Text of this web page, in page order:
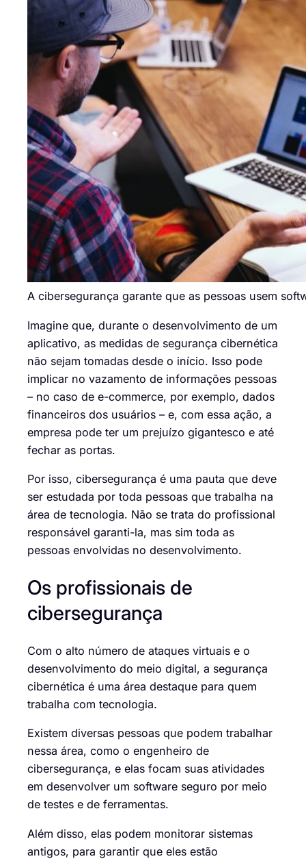
A cibersegurança garante que as pessoas usem
Imagine que, durante o desenvolvimento de um
aplicativo, as medidas de segurança cibernética
não sejam tomadas desde o início. Isso pode
implicar no vazamento de informações pessoas
– no caso de e-commerce, por exemplo, dados
financeiros dos usuários – e, com essa ação, a
empresa pode ter um prejuízo gigantesco e até
fechar as portas.
Por isso, cibersegurança é uma pauta que deve
ser estudada por toda pessoas que trabalha na
área de tecnologia. Não se trata do profissional
responsável garanti-la, mas sim toda as
pessoas envolvidas no desenvolvimento.
Os profissionais de
cibersegurança
Com o alto número de ataques virtuais e o
desenvolvimento do meio digital, a segurança
cibernética é uma área destaque para quem
trabalha com tecnologia.
Existem diversas pessoas que podem trabalhar
nessa área, como o engenheiro de
cibersegurança, e elas focam suas atividades
em desenvolver um software seguro por meio
de testes e de ferramentas.
Além disso, elas podem monitorar sistemas
antigos, para garantir que eles estão